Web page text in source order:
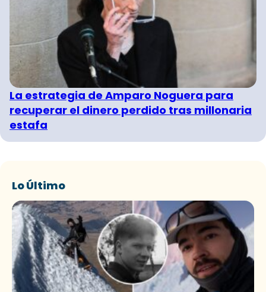
La estrategia de Amparo Noguera para
recuperar el dinero perdido tras millonaria
estafa
Lo Último